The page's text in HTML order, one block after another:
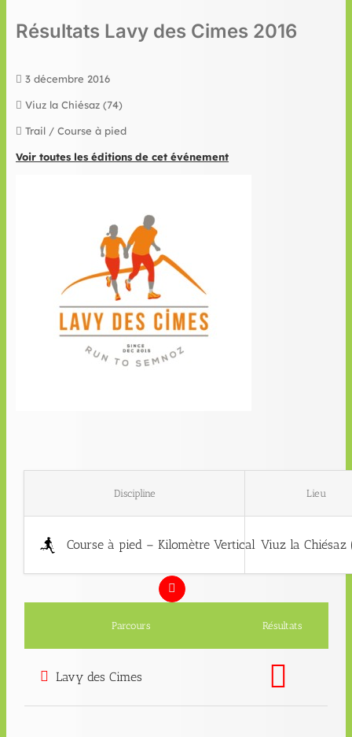
Résultats Lavy des Cimes 2016
3 décembre 2016
Viuz la Chiésaz (74)
Trail / Course à pied
Voir toutes les éditions de cet événement
Discipline Lieu
Course à pied – Kilomètre Vertical Viuz la Chiésaz
Parcours Résultats
Lavy des Cimes